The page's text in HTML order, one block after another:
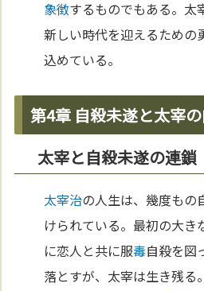
象徴するものでもある。太
新しい時代を迎えるための
込めている。
第4章 自殺未遂と太宰
太宰と自殺未遂の連鎖
太宰治の人生は、幾度もの
けられている。最初の大き
に恋人と共に服毒自殺を図
落とすが、太宰は生き残る